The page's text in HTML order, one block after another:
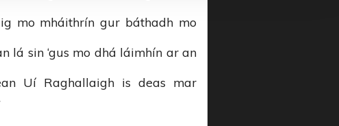
mo mháithrín gur báthadh mo
lá sin ‘gus mo dhá láimhín ar an
Uí Raghallaigh is deas mar